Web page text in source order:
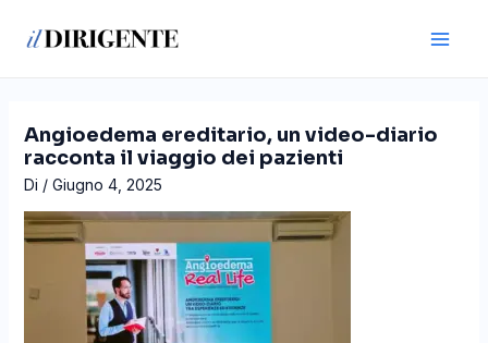
Angioedema ereditario, un video-diario
racconta il viaggio dei pazienti
Di / Giugno 4, 2025
articoli